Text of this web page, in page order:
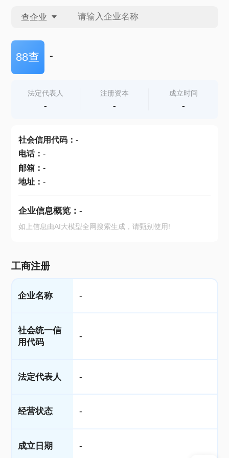
查企业
查企业
查产地
88查 -
法定代表人
-
注册资本
-
成立时间
-
社会信用代码： -
电话： -
邮箱： -
地址： -
企业信息概览： -
如上信息由AI大模型全网搜索生成，请甄别使用!
工商注册
企业名称 -
社会统一信
用代码
-
法定代表人 -
经营状态 -
成立日期 -